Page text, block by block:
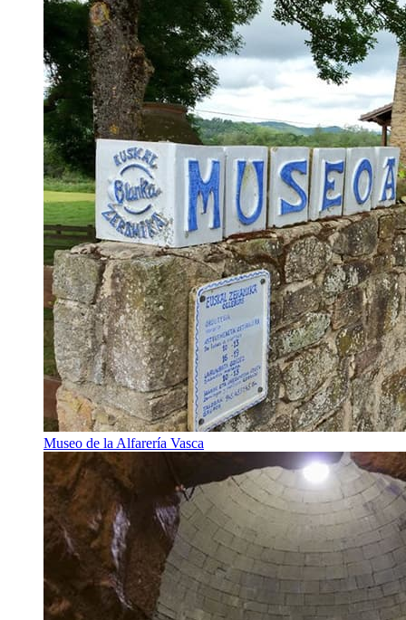
Museo de la Alfarería Vasca